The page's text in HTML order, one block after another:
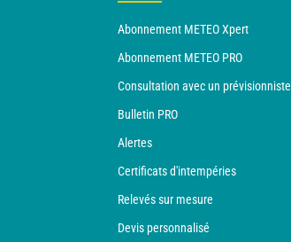
Abonnement METEO Xpert
Abonnement METEO PRO
Consultation avec un prévisionniste
Bulletin PRO
Alertes
Certificats d'intempéries
Relevés sur mesure
Devis personnalisé